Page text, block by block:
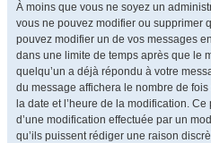
À moins que vous ne soyez un
vous ne pouvez modifier ou supprimer
pouvez modifier un de vos messages
dans une limite de temps après que le
quelqu’un a déjà répondu à votre
du message affichera le nombre de
la date et l’heure de la modification. Ce
d’une modification effectuée par un
qu’ils puissent rédiger une raison